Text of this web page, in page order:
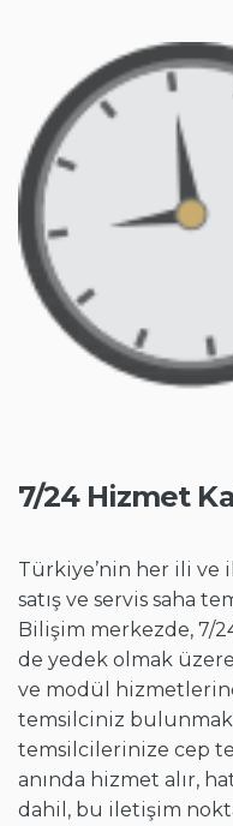
7/24 Hizmet
Türkiye’nin her ili ve
satış ve servis saha
Bilişim merkezde, 7/
de yedek olmak
ve modül
temsilciniz
temsilcilerinize cep
anında hizmet alır,
dahil, bu iletişim